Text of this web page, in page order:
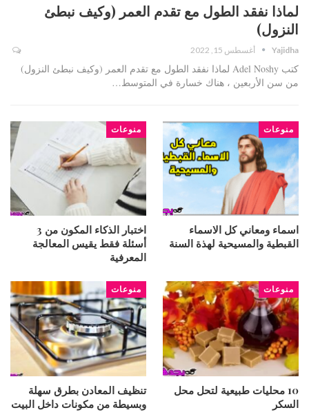
لماذا نفقد الطول مع تقدم العمر (وكيف نبطئ
النزول)
Yajidha أغسطس 15, 2022
كتب Adel Noshy لماذا نفقد الطول مع تقدم العمر (وكيف نبطئ النزول)
من سن الأربعين ، هناك خسارة في المتوسط…
منوعات
اسماء ومعاني كل الاسماء
القبطية والمسيحية لهذة السنة
منوعات
اختبار الذكاء المكون من 3
أسئلة فقط يقيس المعالجة
المعرفية
منوعات
10 محليات طبيعية لتحل محل
السكر
منوعات
تنظيف المعادن بطرق سهلة
وبسيطة من مكونات داخل البيت